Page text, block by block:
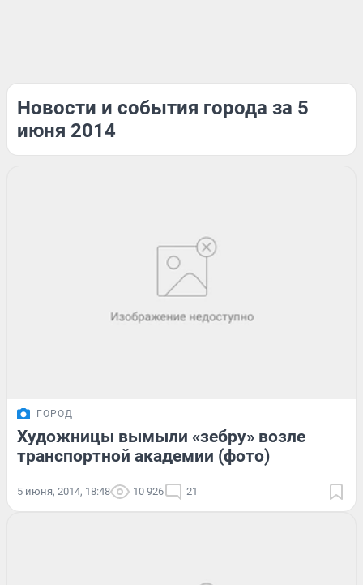
Новости и события города за 5
июня 2014
ГОРОД
Художницы вымыли «зебру» возле
транспортной академии (фото)
5 июня, 2014, 18:48 10 926 21